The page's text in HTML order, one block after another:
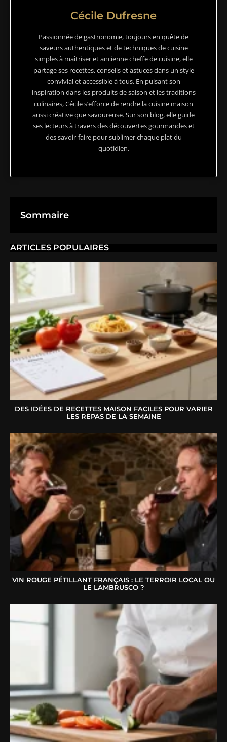
Cécile Dufresne
Passionnée de gastronomie, toujours en quête de
saveurs authentiques et de techniques de cuisine
simples à maîtriser et ancienne cheffe de cuisine, elle
partage ses recettes, conseils et astuces dans un style
convivial et accessible à tous. En puisant son
inspiration dans les produits de saison et les traditions
culinaires, Cécile s’efforce de rendre la cuisine maison
aussi créative que savoureuse. Sur son blog, elle guide
ses lecteurs à travers des découvertes gourmandes et
des savoir-faire pour sublimer chaque plat du
quotidien.
Sommaire
ARTICLES POPULAIRES
DES IDÉES DE RECETTES MAISON FACILES POUR VARIER
LES REPAS DE LA SEMAINE
VIN ROUGE PÉTILLANT FRANÇAIS : LE TERROIR LOCAL OU
LE LAMBRUSCO ?